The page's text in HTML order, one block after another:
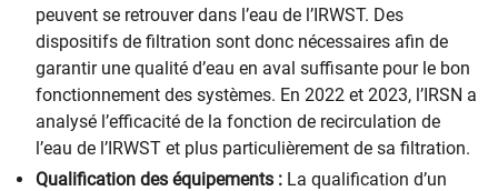
peuvent se retrouver dans l’eau de l’IRWST. Des
dispositifs de filtration sont donc nécessaires afin de
garantir une qualité d’eau en aval suffisante pour le bon
fonctionnement des systèmes. En 2022 et 2023, l’IRSN a
analysé l’efficacité de la fonction de recirculation de
l’eau de l’IRWST et plus particulièrement de sa filtration.
Qualification des équipements : La qualification d’un